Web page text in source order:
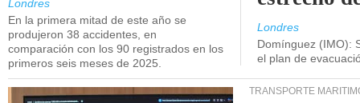
Londres
En la primera mitad de este año se
produjeron 38 accidentes, en
comparación con los 90 registrados en los
primeros seis meses de 2025.
Londres
Domínguez (IMO):
el plan de
TRANSPORTE